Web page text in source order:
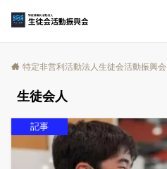
特定非営利活動法人生徒会活動振興会
生徒会人
記事